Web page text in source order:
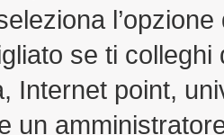
se ti
Internet point,
un